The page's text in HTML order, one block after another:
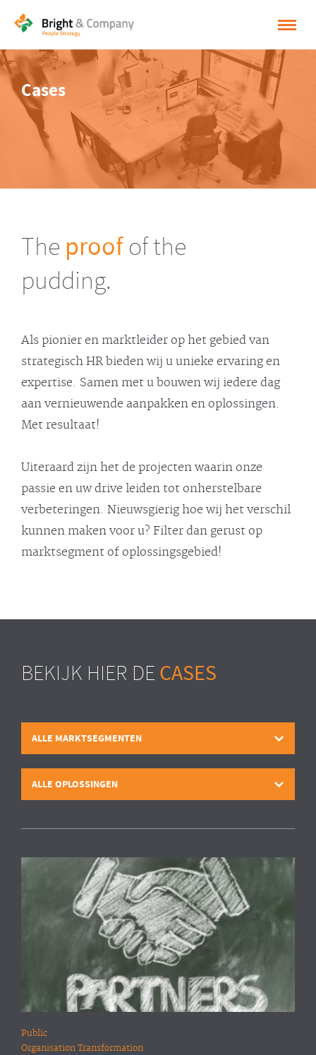
HOME
OPLOSSINGEN
INSPIRATIE
OVER BRIGHT & COMPANY
NEDERLANDS
Cases
The proofof the
pudding.
Als pionier en marktleider op het gebied van
strategisch HR bieden wij u unieke ervaring en
expertise. Samen met u bouwen wij iedere dag
aan vernieuwende aanpakken en oplossingen.
Met resultaat!
Uiteraard zijn het de projecten waarin onze
passie en uw drive leiden tot onherstelbare
verbeteringen. Nieuwsgierig hoe wij het verschil
kunnen maken voor u? Filter dan gerust op
marktsegment of oplossingsgebied!
BEKIJK HIER DE CASES
ALLE MARKTSEGMENTEN
ALLE OPLOSSINGEN
Public
Organisation Transformation